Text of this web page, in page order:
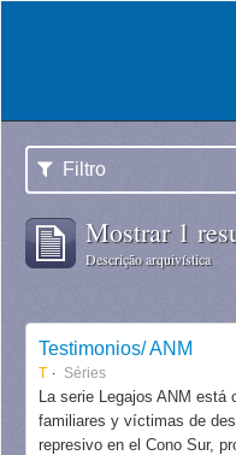
Filtro
Mostrar 1
Descrição arquivística
Testimonios/ ANM
T Séries
La serie Legajos ANM está
familiares y víctimas de
represivo en el Cono Sur,